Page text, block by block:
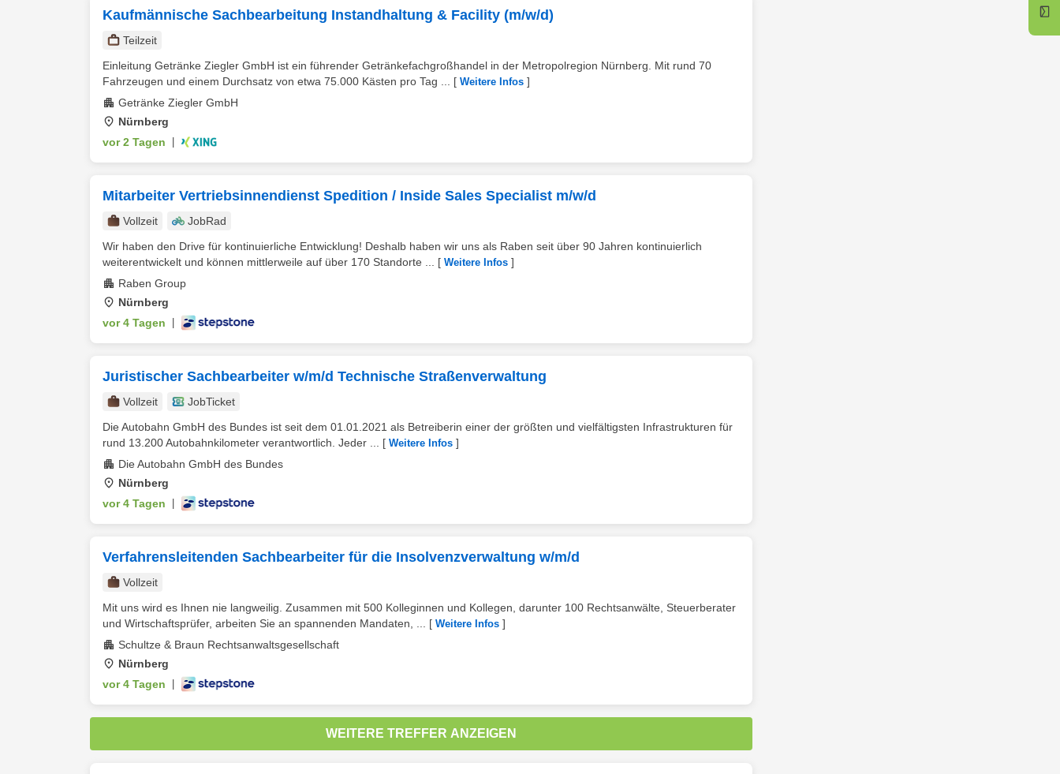
Kaufmännische Sachbearbeitung Instandhaltung & Facility (m/w/d)
Teilzeit
Einleitung Getränke Ziegler GmbH ist ein führender Getränkefachgroßhandel in der Metropolregion Nürnberg. Mit rund 70
Fahrzeugen und einem Durchsatz von etwa 75.000 Kästen pro Tag ...
[ Weitere Infos ]
Getränke Ziegler GmbH
Nürnberg
vor 2 Tagen
Mitarbeiter Vertriebsinnendienst Spedition / Inside Sales Specialist m/w/d
Vollzeit
JobRad
Wir haben den Drive für kontinuierliche Entwicklung! Deshalb haben wir uns als Raben seit über 90 Jahren kontinuierlich
weiterentwickelt und können mittlerweile auf über 170 Standorte ...
[ Weitere Infos ]
Raben Group
Nürnberg
vor 4 Tagen
Juristischer Sachbearbeiter w/m/d Technische Straßenverwaltung
Vollzeit
JobTicket
Die Autobahn GmbH des Bundes ist seit dem 01.01.2021 als Betreiberin einer der größten und vielfältigsten Infrastrukturen für
rund 13.200 Autobahnkilometer verantwortlich. Jeder ...
[ Weitere Infos ]
Die Autobahn GmbH des Bundes
Nürnberg
vor 4 Tagen
Verfahrensleitenden Sachbearbeiter für die Insolvenzverwaltung w/m/d
Vollzeit
Mit uns wird es Ihnen nie langweilig. Zusammen mit 500 Kolleginnen und Kollegen, darunter 100 Rechtsanwälte, Steuerberater
und Wirtschaftsprüfer, arbeiten Sie an spannenden Mandaten, ...
[ Weitere Infos ]
Schultze & Braun Rechtsanwaltsgesellschaft
Nürnberg
vor 4 Tagen
WEITERE TREFFER ANZEIGEN